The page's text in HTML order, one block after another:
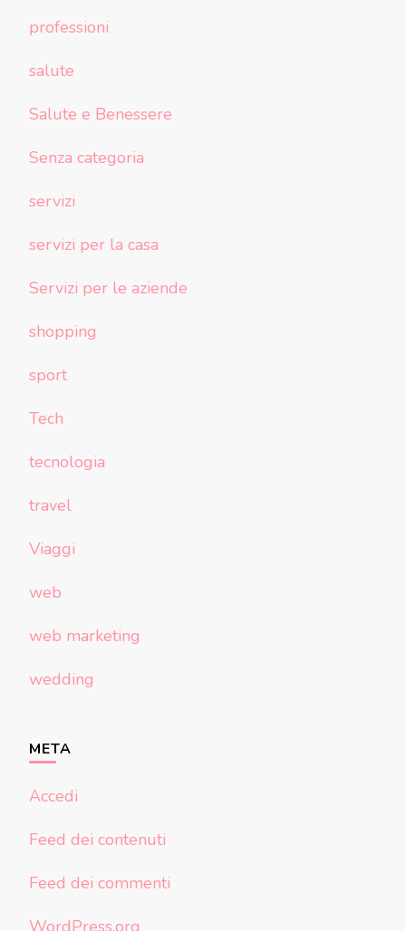
professioni
salute
Salute e Benessere
Senza categoria
servizi
servizi per la casa
Servizi per le aziende
shopping
sport
Tech
tecnologia
travel
Viaggi
web
web marketing
wedding
META
Accedi
Feed dei contenuti
Feed dei commenti
WordPress.org